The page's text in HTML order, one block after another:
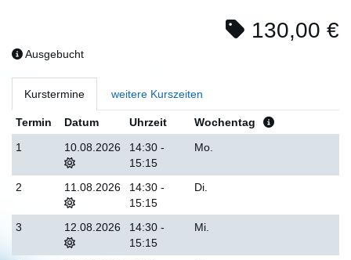
130,00 €
Ausgebucht
Kurstermine weitere Kurszeiten
Termin Datum Uhrzeit
Wochentag
1
10.08.2026
14:30 -
15:15
Mo.
2 11.08.2026
14:30 -
15:15
Di.
3 12.08.2026
14:30 -
15:15
Mi.